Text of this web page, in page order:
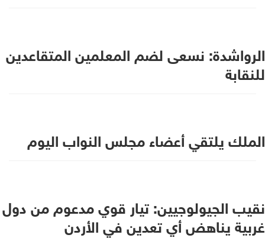
الرواشدة: نسعى لضم المعلمين المتقاعدين
للنقابة
الملك يلتقي أعضاء مجلس النواب اليوم
نقيب الجيولوجيين: تيار قوي مدعوم من دول
غربية يناهض أي تعدين في الأردن